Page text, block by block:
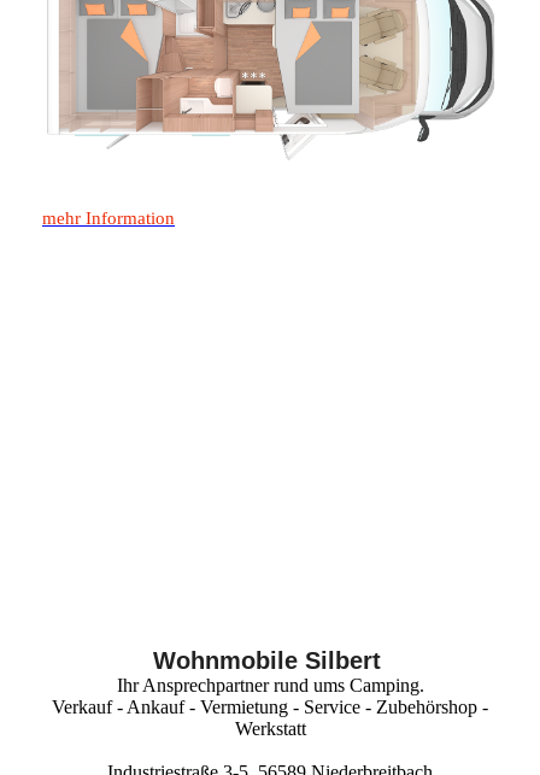
mehr Information
Wohnmobile Silbert
Ihr Ansprechpartner rund ums Camping.
Verkauf - Ankauf - Vermietung - Service - Zubehörshop -
Werkstatt